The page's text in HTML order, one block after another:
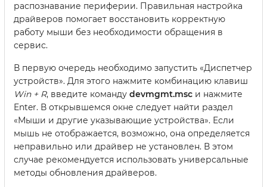
распознавание периферии. Правильная настройка
драйверов помогает восстановить корректную
работу мыши без необходимости обращения в
сервис.
В первую очередь необходимо запустить «Диспетчер
устройств». Для этого нажмите комбинацию клавиш
Win + R, введите команду devmgmt.msc и нажмите
Enter. В открывшемся окне следует найти раздел
«Мыши и другие указывающие устройства». Если
мышь не отображается, возможно, она определяется
неправильно или драйвер не установлен. В этом
случае рекомендуется использовать универсальные
методы обновления драйверов.